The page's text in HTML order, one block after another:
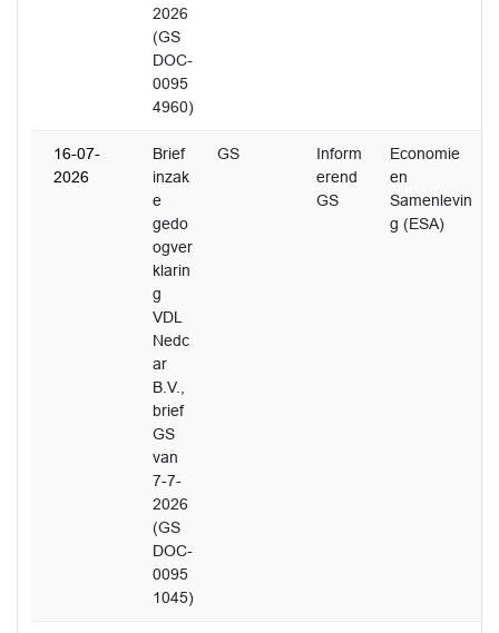
2026
(GS
DOC-
0095
4960)
16-07-
2026
Brief
inzak
e
gedo
ogver
klarin
g
VDL
Nedc
ar
B.V.,
brief
GS
van
7-7-
2026
(GS
DOC-
0095
1045)
GS
Inform
erend
GS
Economie
en
Samenlevin
g (ESA)